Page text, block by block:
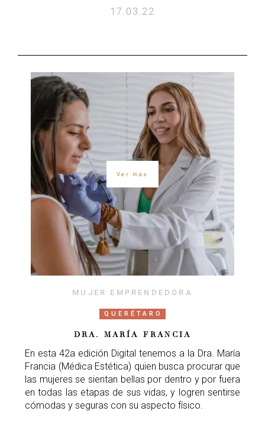
17.03.22
Ver más
MUJER EMPRENDEDORA
QUERÉTARO
DRA. MARÍA FRANCIA
En esta 42a edición Digital tenemos a la Dra. María
Francia (Médica Estética) quien busca procurar que
las mujeres se sientan bellas por dentro y por fuera
en todas las etapas de sus vidas, y logren sentirse
cómodas y seguras con su aspecto físico.